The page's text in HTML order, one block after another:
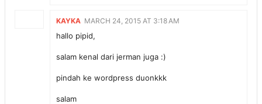
KAYKA MARCH 24, 2015 AT 3:18 AM
hallo pipid,
salam kenal dari jerman juga :)
pindah ke wordpress duonkkk
salam